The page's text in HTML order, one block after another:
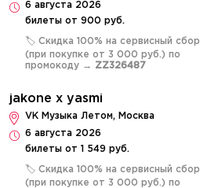
6 августа 2026
билеты от 900 руб.
🏷️ Скидка 100% на сервисный сбор
(при покупке от 3 000 руб.) по
промокоду → ZZ326487
jakone x yasmi
VK Музыка Летом, Москва
6 августа 2026
билеты от 1 549 руб.
🏷️ Скидка 100% на сервисный сбор
(при покупке от 3 000 руб.) по